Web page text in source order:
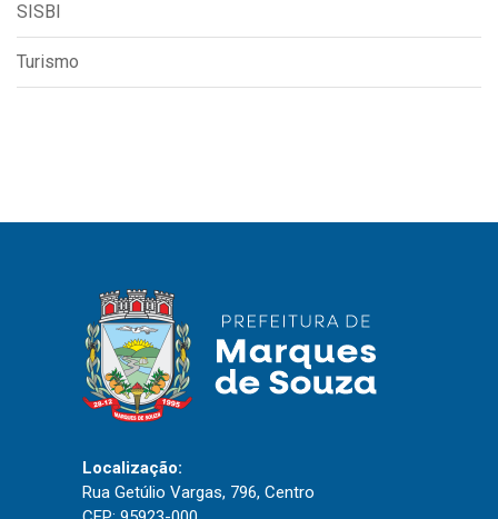
SISBI
Turismo
Localização:
Rua Getúlio Vargas, 796, Centro